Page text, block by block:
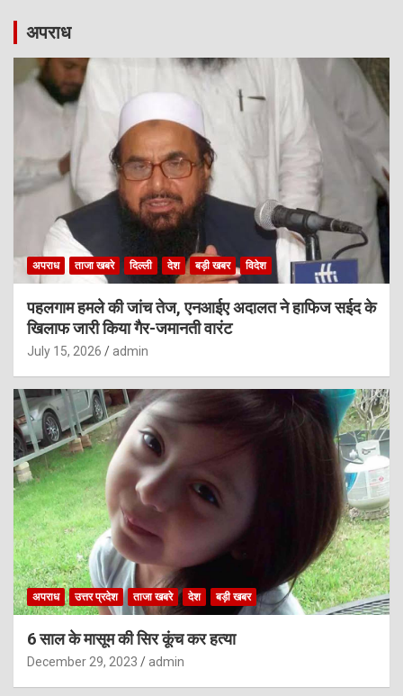
अपराध
अपराध ताजा खबरे दिल्ली देश बड़ी खबर विदेश
पहलगाम हमले की जांच तेज, एनआईए अदालत ने हाफिज सईद के
खिलाफ जारी किया गैर-जमानती वारंट
July 15, 2026 admin
अपराध उत्तर प्रदेश ताजा खबरे देश बड़ी खबर
6 साल के मासूम की सिर कूंच कर हत्या
December 29, 2023 admin